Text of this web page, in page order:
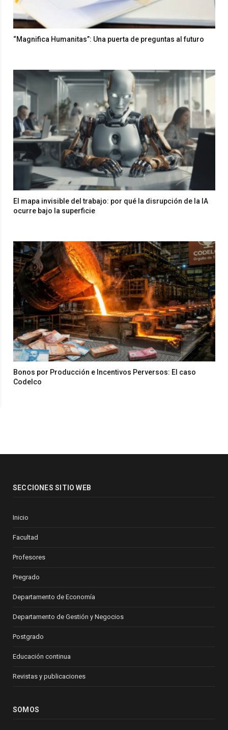
“Magnifica Humanitas”: Una puerta de preguntas al futuro
El mapa invisible del trabajo: por qué la disrupción de la IA
ocurre bajo la superficie
Bonos por Producción e Incentivos Perversos: El caso
Codelco
SECCIONES SITIO WEB
Inicio
Facultad
Profesores
Pregrado
Departamento de Economía
Departamento de Gestión y Negocios
Postgrado
Educación continua
Revistas y publicaciones
SOMOS